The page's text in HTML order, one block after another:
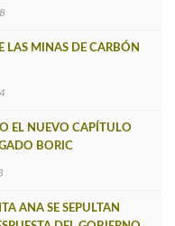
LAS MINAS DE CARBÓN
EL NUEVO CAPÍTULO
BORIC
ANA SE SEPULTAN